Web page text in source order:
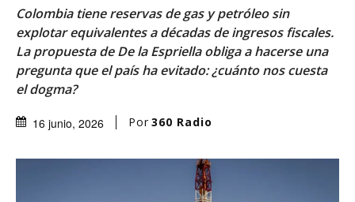
Colombia tiene reservas de gas y petróleo sin
explotar equivalentes a décadas de ingresos fiscales.
La propuesta de De la Espriella obliga a hacerse una
pregunta que el país ha evitado: ¿cuánto nos cuesta
el dogma?
16 junio, 2026 Por 360 Radio